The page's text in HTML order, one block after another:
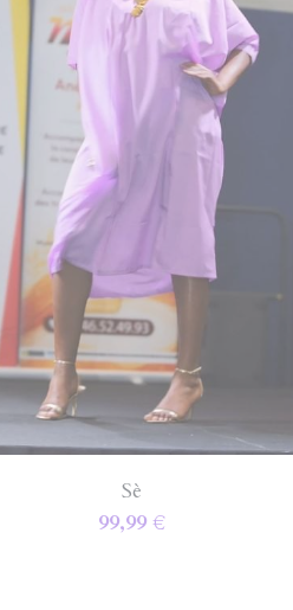
Sè
99,99 €